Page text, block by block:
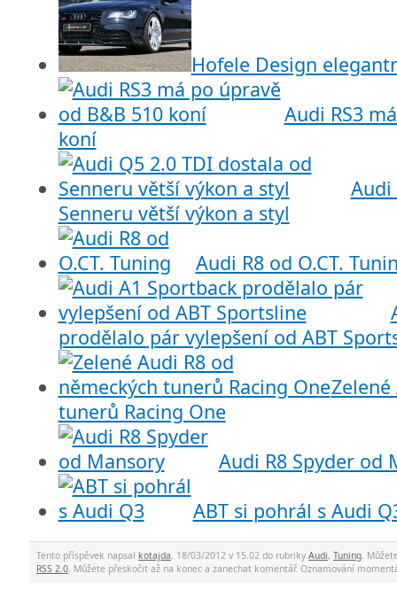
Hofele Design
Audi RS3
koní
Audi
Senneru větší výkon a styl
Audi R8 od O.CT.
prodělalo pár vylepšení od ABT
Zelené
tunerů Racing One
Audi R8 Spyder od
ABT si pohrál s Audi
Tento příspěvek napsal kotajda, 18/03/2012 v 15.02 do rubriky Audi, Tuning.
RSS 2.0. Můžete přeskočit až na konec a zanechat komentář. Oznamování